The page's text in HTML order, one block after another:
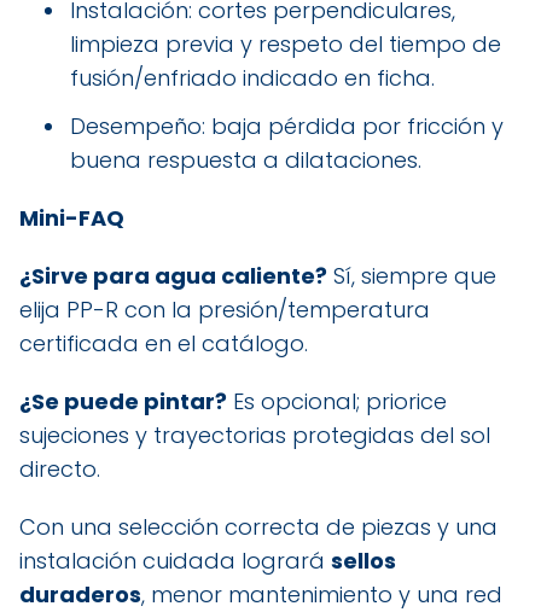
Instalación: cortes perpendiculares,
limpieza previa y respeto del tiempo de
fusión/enfriado indicado en ficha.
Desempeño: baja pérdida por fricción y
buena respuesta a dilataciones.
Mini-FAQ
¿Sirve para agua caliente? Sí, siempre que
elija PP-R con la presión/temperatura
certificada en el catálogo.
¿Se puede pintar? Es opcional; priorice
sujeciones y trayectorias protegidas del sol
directo.
Con una selección correcta de piezas y una
instalación cuidada logrará sellos
duraderos, menor mantenimiento y una red